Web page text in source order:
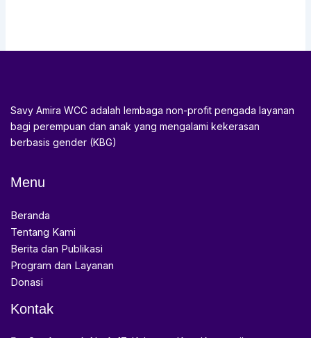
Savy Amira WCC adalah lembaga non-profit pengada layanan
bagi perempuan dan anak yang mengalami kekerasan
berbasis gender (KBG)
Menu
Beranda
Tentang Kami
Berita dan Publikasi
Program dan Layanan
Donasi
Kontak